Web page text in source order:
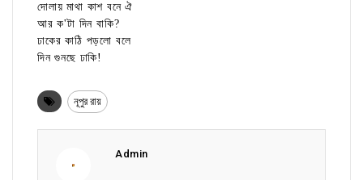
দোলায় মাথা কাশ বনে ঐ
আর ক'টা দিন বাকি?
ঢাকের কাঠি পড়লো বলে
দিন গুনছে ঢাকি!
নূপুর রায়
Admin